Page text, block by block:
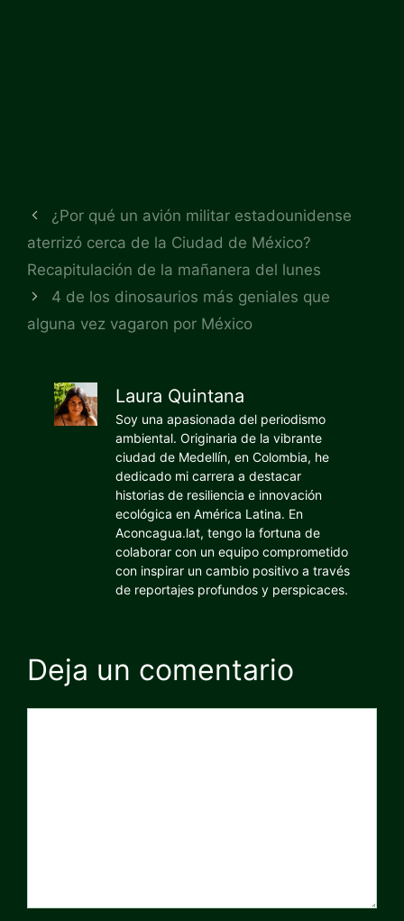
¿Por qué un avión militar estadounidense
aterrizó cerca de la Ciudad de México?
Recapitulación de la mañanera del lunes
4 de los dinosaurios más geniales que
alguna vez vagaron por México
Laura Quintana
Soy una apasionada del periodismo
ambiental. Originaria de la vibrante
ciudad de Medellín, en Colombia, he
dedicado mi carrera a destacar
historias de resiliencia e innovación
ecológica en América Latina. En
Aconcagua.lat, tengo la fortuna de
colaborar con un equipo comprometido
con inspirar un cambio positivo a través
de reportajes profundos y perspicaces.
Deja un comentario